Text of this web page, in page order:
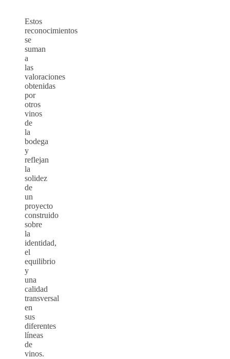
Estos
reconocimientos
se
suman
a
las
valoraciones
obtenidas
por
otros
vinos
de
la
bodega
y
reflejan
la
solidez
de
un
proyecto
construido
sobre
la
identidad,
el
equilibrio
y
una
calidad
transversal
en
sus
diferentes
líneas
de
vinos.